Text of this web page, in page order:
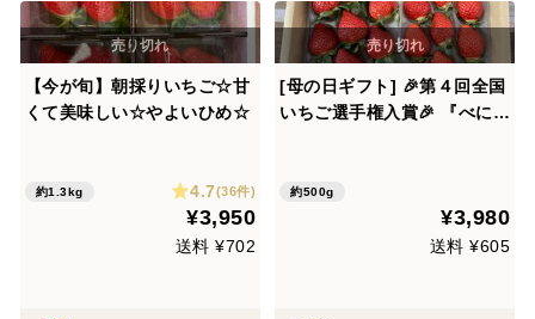
【今が旬】朝採りいちご☆甘
くて美味しい☆やよいひめ☆
約1.3kg 4.7(36件)
¥3,950
送料 ¥702
[母の日ギフト] 🎉第４回全国
いちご選手権入賞🎉 『べにた
粒、8粒、9粒、11粒、15粒
のいずれか 250g×2パック入
約500g
¥3,980
送料 ¥605